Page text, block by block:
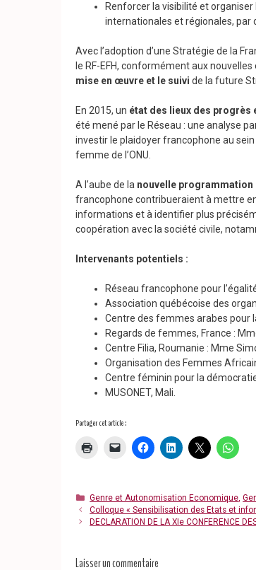
Renforcer la visibilité et
internationales et régionales, par
Avec l’adoption d’une Stratégie de la
le RF-EFH, conformément aux
mise en œuvre et le suivi de la future
En 2015, un état des lieux des progrès
été mené par le Réseau : une analyse
investir le plaidoyer francophone au
femme de l’ONU.
A l’aube de la nouvelle programmation
francophone contribueraient à mettre en
informations et à identifier plus
coopération avec la société civile,
Intervenants potentiels :
Réseau francophone pour
Association québécoise des
Centre des femmes arabes pour
Regards de femmes, France :
Centre Filia, Roumanie : Mme
Organisation des Femmes
Centre féminin pour la
MUSONET, Mali.
Partager cet article :
Catégories
Genre et Autonomisation Economique,
Colloque « Sensibilisation des Etats et
DECLARATION DE LA XIe CONFERENCE
Laisser un commentaire